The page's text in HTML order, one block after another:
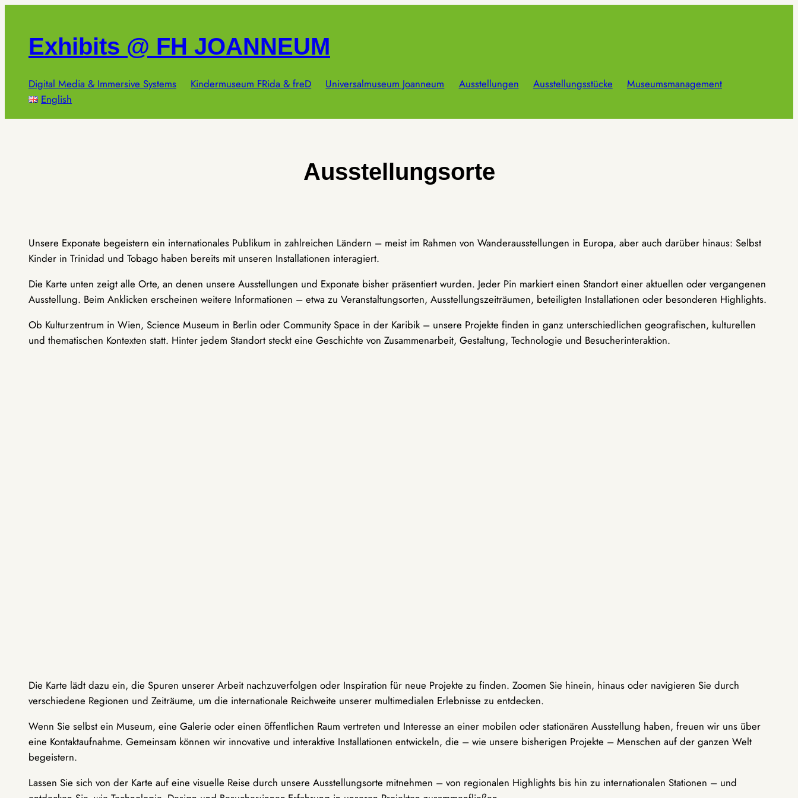
springenExhibits @ FH JOANNEUM
Digital Media & Immersive Systems Kindermuseum FRida & freD Universalmuseum Joanneum Ausstellungen Ausstellungsstücke
Museumsmanagement
English
Ausstellungsorte
Unsere Exponate begeistern ein internationales Publikum in zahlreichen Ländern – meist im Rahmen von Wanderausstellungen in Europa, aber auch darüber hinaus: Selbst
Kinder in Trinidad und Tobago haben bereits mit unseren Installationen interagiert.
Die Karte unten zeigt alle Orte, an denen unsere Ausstellungen und Exponate bisher präsentiert wurden. Jeder Pin markiert einen Standort einer aktuellen oder vergangenen
Ausstellung. Beim Anklicken erscheinen weitere Informationen – etwa zu Veranstaltungsorten, Ausstellungszeiträumen, beteiligten Installationen oder besonderen Highlights.
Ob Kulturzentrum in Wien, Science Museum in Berlin oder Community Space in der Karibik – unsere Projekte finden in ganz unterschiedlichen geografischen, kulturellen
und thematischen Kontexten statt. Hinter jedem Standort steckt eine Geschichte von Zusammenarbeit, Gestaltung, Technologie und Besucherinteraktion.
Die Karte lädt dazu ein, die Spuren unserer Arbeit nachzuverfolgen oder Inspiration für neue Projekte zu finden. Zoomen Sie hinein, hinaus oder navigieren Sie durch
verschiedene Regionen und Zeiträume, um die internationale Reichweite unserer multimedialen Erlebnisse zu entdecken.
Wenn Sie selbst ein Museum, eine Galerie oder einen öffentlichen Raum vertreten und Interesse an einer mobilen oder stationären Ausstellung haben, freuen wir uns über
eine Kontaktaufnahme. Gemeinsam können wir innovative und interaktive Installationen entwickeln, die – wie unsere bisherigen Projekte – Menschen auf der ganzen Welt
begeistern.
Lassen Sie sich von der Karte auf eine visuelle Reise durch unsere Ausstellungsorte mitnehmen – von regionalen Highlights bis hin zu internationalen Stationen – und